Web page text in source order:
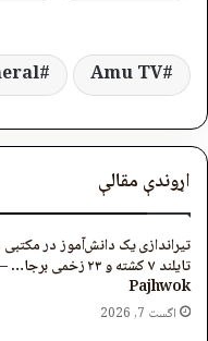
Amu TV
اړوندې مقالې
تیراندازی یک دانش‌آموز در مکتبی
تایلند ۷ کشته و ۲۳ زخمی
Pajhwok
اگست 7, 2026